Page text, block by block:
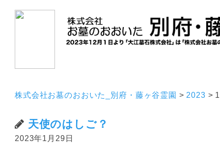
株式会社お墓のおおいた_別府・藤ヶ谷霊園 > 2023 >
天使のはしご？
2023年1月29日